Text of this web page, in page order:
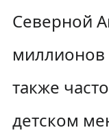
Северной
миллионов
также
детском